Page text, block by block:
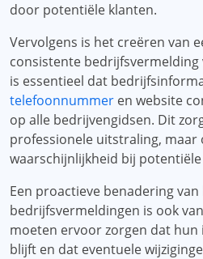
door potentiële klanten.
Vervolgens is het creëren van
consistente bedrijfsvermelding
is essentieel dat
telefoonnummer en website
op alle bedrijvengidsen. Dit
professionele uitstraling, maar
waarschijnlijkheid bij
Een proactieve benadering
bedrijfsvermeldingen is ook
moeten ervoor zorgen dat
blijft en dat eventuele